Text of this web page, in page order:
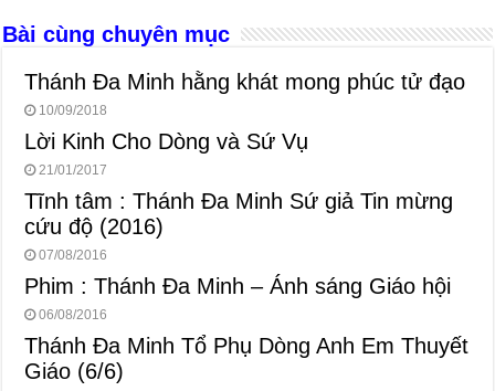
k
Bài cùng chuyên mục
Thánh Đa Minh hằng khát mong phúc tử đạo
10/09/2018
Lời Kinh Cho Dòng và Sứ Vụ
21/01/2017
Tĩnh tâm : Thánh Đa Minh Sứ giả Tin mừng
cứu độ (2016)
07/08/2016
Phim : Thánh Đa Minh – Ánh sáng Giáo hội
06/08/2016
Thánh Đa Minh Tổ Phụ Dòng Anh Em Thuyết
Giáo (6/6)